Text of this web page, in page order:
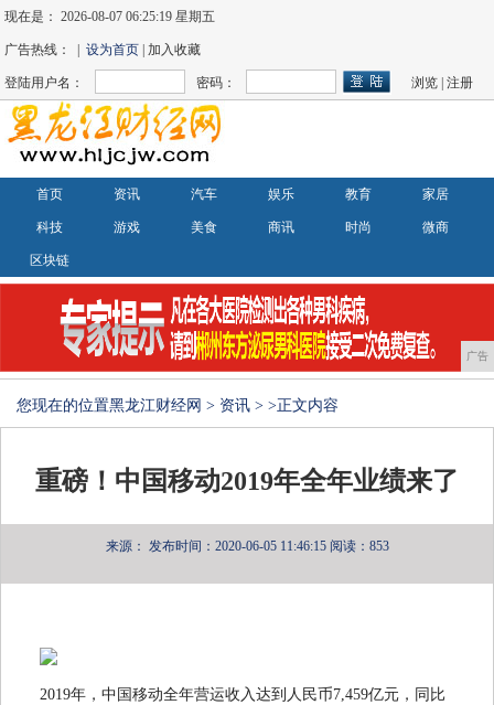
现在是：2026-08-07 06:25:20 星期五
广告热线： |设为首页 | 加入收藏
登陆用户名： 密码： 浏览 |注册
首页 资讯 汽车 娱乐 教育 家居
科技 游戏 美食 商讯 时尚 微商
区块链
广告
您现在的位置黑龙江财经网 > 资讯 > >正文内容
重磅！中国移动2019年全年业绩来了
来源： 发布时间：2020-06-05 11:46:15 阅读：853
2019年，中国移动全年营运收入达到人民币7,459亿元，同比